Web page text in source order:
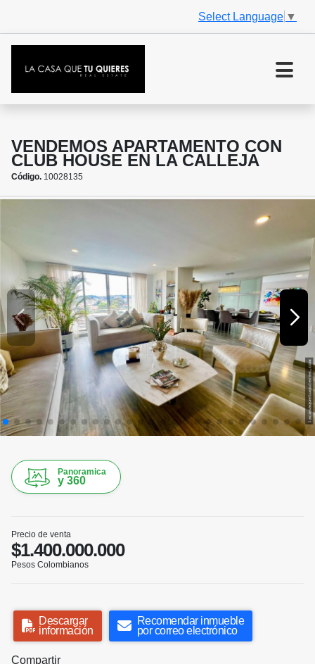
Select Language ▼
VENDEMOS APARTAMENTO CON
CLUB HOUSE EN LA CALLEJA
Código. 10028135
Panoramica
y 360
Precio de venta
$1.400.000.000
Pesos Colombianos
Descargar
información
Recomendar inmueble
por correo electrónico
Compartir